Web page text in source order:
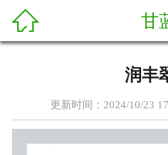
 甘
润丰
更新时间：2024/10/23